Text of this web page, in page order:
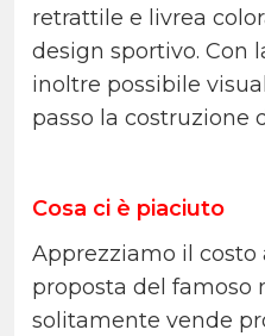
retrattile e livrea
design sportivo. Con
inoltre possibile
passo la costruzione
Cosa ci è piaciuto
Apprezziamo il costo
proposta del famoso
solitamente vende